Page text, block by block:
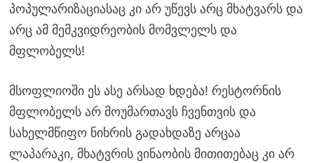
პოპულარიზაციასაც კი არ უწევს არც მხატვარს და
არც ამ მემკვიდრეობის მომვლელს და
მფლობელს!
მსოფლიოში ეს ასე არსად ხდება! რესტორნის
მფლობელს არ მოუმართავს ჩვენთვის და
სახელმწიფო ნიხრის გადახდაზე არცაა
ლაპარაკი, მხატვრის ვინაობის მითითებაც კი არ